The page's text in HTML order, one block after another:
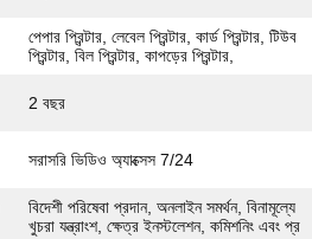
পেপার প্রিন্টার, লেবেল প্রিন্টার, কার্ড প্রিন্টার, টিউব
প্রিন্টার, বিল প্রিন্টার, কাপড়ের প্রিন্টার,
2 বছর
সরাসরি ভিডিও অ্যাক্সেস 7/24
বিদেশী পরিষেবা প্রদান, অনলাইন সমর্থন, বিনামূল্যে
খুচরা যন্ত্রাংশ, ক্ষেত্র ইনস্টলেশন, কমিশনিং এবং প্র